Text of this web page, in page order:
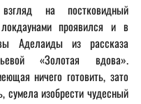
на постковидный
проявился и в
Аделаиды из рассказа
«Золотая вдова».
ничего готовить, зато
сумела изобрести чудесный